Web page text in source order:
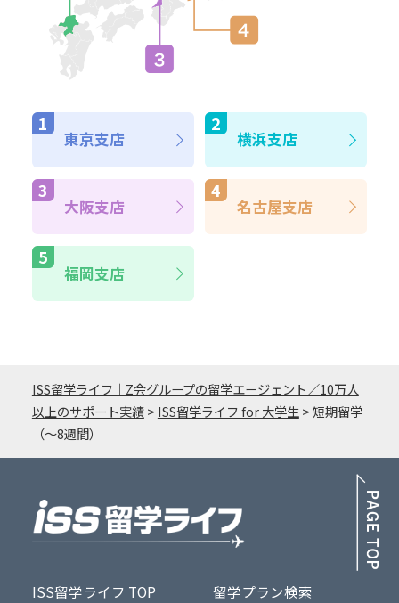
東京支店 横浜支店
大阪支店 名古屋支店
福岡支店
ISS留学ライフ｜Z会グループの留学エージェント／10万人
以上のサポート実績> ISS留学ライフ for 大学生>短期留学
（〜8週間）
ISS留学ライフ TOP
留学プラン検索